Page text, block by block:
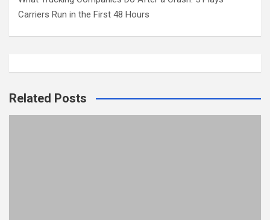
Carriers Run in the First 48 Hours
Related Posts